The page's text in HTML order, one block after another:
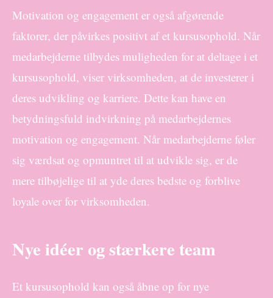
Motivation og engagement er også afgørende
faktorer, der påvirkes positivt af et kursusophold. Når
medarbejderne tilbydes muligheden for at deltage i et
kursusophold, viser virksomheden, at de investerer i
deres udvikling og karriere. Dette kan have en
betydningsfuld indvirkning på medarbejdernes
motivation og engagement. Når medarbejderne føler
sig værdsat og opmuntret til at udvikle sig, er de
mere tilbøjelige til at yde deres bedste og forblive
loyale over for virksomheden.
Nye idéer og stærkere team
Et kursusophold kan også åbne op for nye